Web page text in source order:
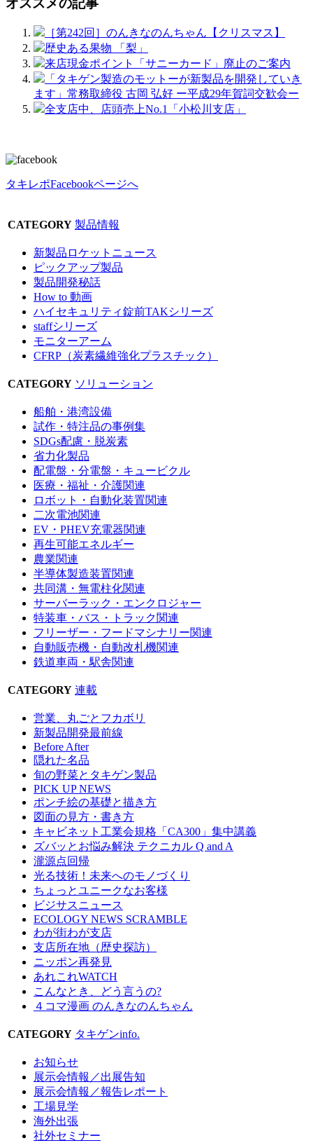
オススメの記事
［第242回］のんきなのんちゃん【クリスマス】
歴史ある果物 「梨」
来店現金ポイント「サニーカード」廃止のご案内
「タキゲン製造のモットーが新製品を開発していき
ます」常務取締役 古岡 弘好 ー平成29年賀詞交歓会ー
全支店中、店頭売上No.1「小松川支店」
タキレポFacebookページへ
CATEGORY 製品情報
新製品ロケットニュース
ピックアップ製品
製品開発秘話
How to 動画
ハイセキュリティ錠前TAKシリーズ
staffシリーズ
モニターアーム
CFRP（炭素繊維強化プラスチック）
CATEGORY ソリューション
船舶・港湾設備
試作・特注品の事例集
SDGs配慮・脱炭素
省力化製品
配電盤・分電盤・キュービクル
医療・福祉・介護関連
ロボット・自動化装置関連
二次電池関連
EV・PHEV充電器関連
再生可能エネルギー
農業関連
半導体製造装置関連
共同溝・無電柱化関連
サーバーラック・エンクロジャー
特装車・バス・トラック関連
フリーザー・フードマシナリー関連
自動販売機・自動改札機関連
鉄道車両・駅舎関連
CATEGORY 連載
営業、丸ごとフカボリ
新製品開発最前線
Before After
隠れた名品
旬の野菜とタキゲン製品
PICK UP NEWS
ポンチ絵の基礎と描き方
図面の見方・書き方
キャビネット工業会規格「CA300」集中講義
ズバッとお悩み解決 テクニカル Q and A
瀧源点回帰
光る技術！未来へのモノづくり
ちょっとユニークなお客様
ビジサスニュース
ECOLOGY NEWS SCRAMBLE
わが街わが支店
支店所在地（歴史探訪）
ニッポン再発見
あれこれWATCH
こんなとき、どう言うの?
４コマ漫画 のんきなのんちゃん
CATEGORY タキゲンinfo.
お知らせ
展示会情報／出展告知
展示会情報／報告レポート
工場見学
海外出張
社外セミナー